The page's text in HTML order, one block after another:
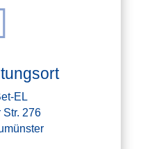
EL
Str. 276